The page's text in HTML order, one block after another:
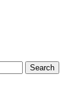
Search